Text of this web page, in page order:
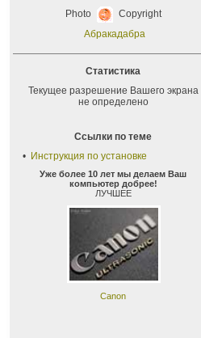
Photo
Copyright
Абракадабра
Статистика
Текущее разрешение Вашего экрана
не определено
Ссылки по теме
• Инструкция по установке
Уже более 10 лет мы делаем Ваш
компьютер добрее!
ЛУЧШЕЕ
Canon